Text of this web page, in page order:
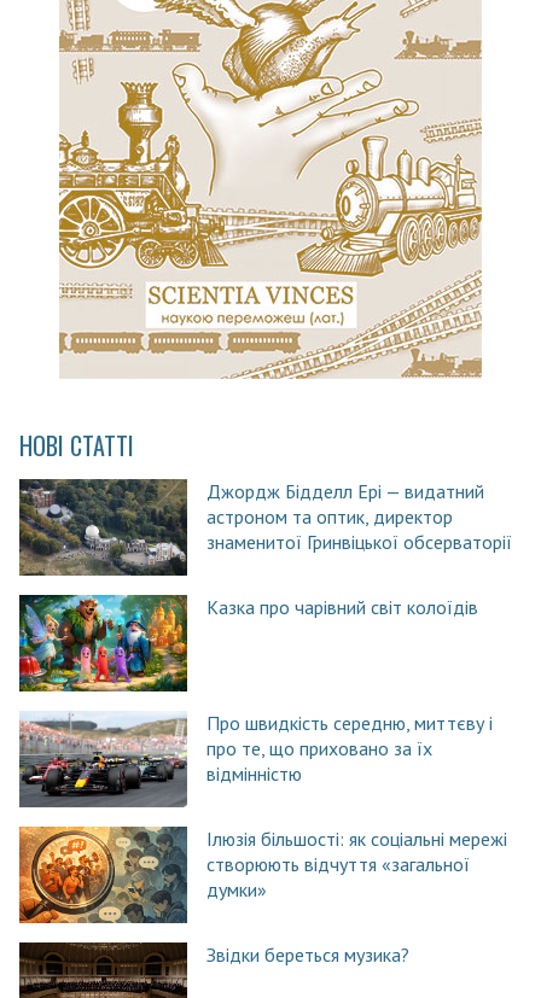
НОВІ СТАТТІ
Джордж Бідделл Ері — видатний
астроном та оптик, директор
знаменитої Гринвіцької обсерваторії
Казка про чарівний світ колоїдів
Про швидкість середню, миттєву і
про те, що приховано за їх
відмінністю
Ілюзія більшості: як соціальні мережі
створюють відчуття «загальної
думки»
Звідки береться музика?